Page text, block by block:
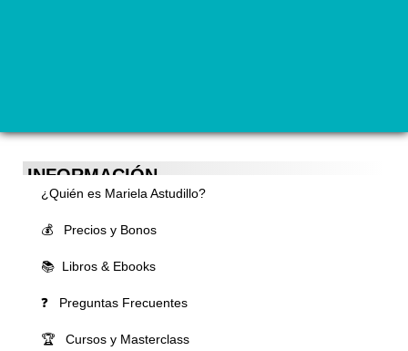
INFORMACIÓN
¿Quién es Mariela Astudillo?
💰 Precios y Bonos
📚 Libros & Ebooks
❓ Preguntas Frecuentes
🏆 Cursos y Masterclass